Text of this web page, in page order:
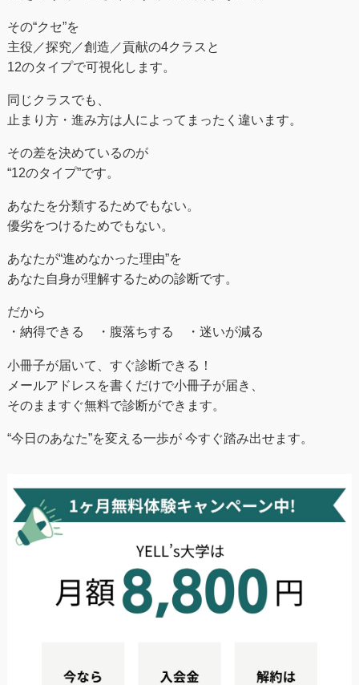
その“クセ”を
主役／探究／創造／貢献の4クラスと
12のタイプで可視化します。
同じクラスでも、
止まり方・進み方は人によってまったく違います。
その差を決めているのが
“12のタイプ”です。
あなたを分類するためでもない。
優劣をつけるためでもない。
あなたが“進めなかった理由”を
あなた自身が理解するための診断です。
だから
・納得できる ・腹落ちする ・迷いが減る
小冊子が届いて、すぐ診断できる！
メールアドレスを書くだけで小冊子が届き、
そのまますぐ無料で診断ができます。
“今日のあなた”を変える一歩が 今すぐ踏み出せます。